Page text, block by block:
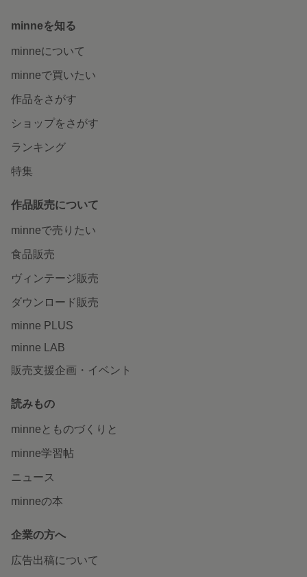
minneを知る
minneについて
minneで買いたい
作品をさがす
ショップをさがす
ランキング
特集
作品販売について
minneで売りたい
食品販売
ヴィンテージ販売
ダウンロード販売
minne PLUS
minne LAB
販売支援企画・イベント
読みもの
minneとものづくりと
minne学習帖
ニュース
minneの本
企業の方へ
広告出稿について